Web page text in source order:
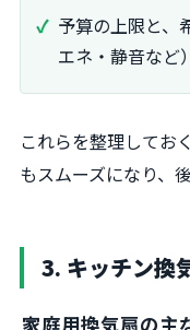
予算の上限と、
エネ・静音など）
これらを整理してお
もスムーズになり、
3. キッチン換
家庭用換気扇の主